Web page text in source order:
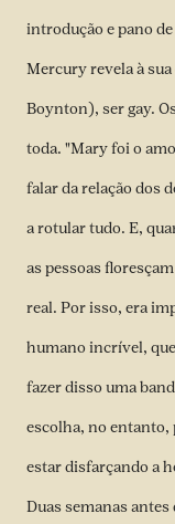
introdução e pano
Mercury revela à
Boynton), ser gay.
toda. "Mary foi o
falar da relação dos
a rotular tudo. E,
as pessoas
real. Por isso, era
humano incrível,
fazer disso uma
escolha, no entanto,
estar disfarçando a
Duas semanas